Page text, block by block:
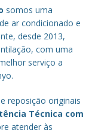
somos uma
ar condicionado e
desde 2013,
com uma
serviço a
reposição originais
Técnica com
atender às